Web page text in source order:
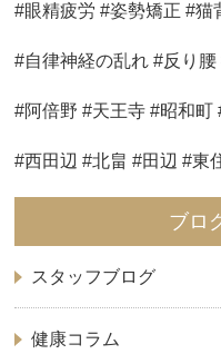
#眼精疲労 #姿勢矯正 #猫
#自律神経の乱れ #反り
#阿倍野 #天王寺 #昭和町
#西田辺 #北畠 #田辺 #東
ブロ
スタッフブログ
健康コラム